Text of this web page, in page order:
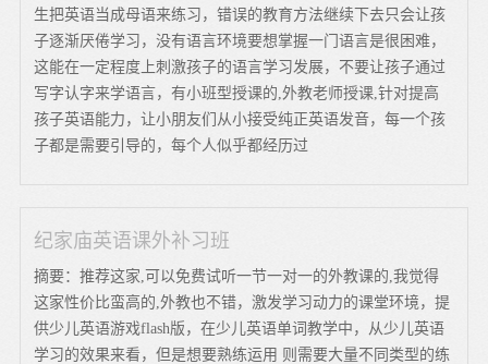
生把英语当成母语来练习，错误的教育方法继续下去只会让孩
子逐渐厌倦学习，没有语言环境要想掌握一门语言是很困难，
这能在一定程度上刺激孩子的语言学习发展，不要让孩子通过
写字认字来学语言，有小班型授课的,外教老师授课,针对提高
孩子英语能力，让小朋友们从小接受纯正英语发音，每一个孩
子都是需要引导的，每个人似乎都经历过
纪家庙英语课外补习班
摘要：推荐这家,可以免费试听一节一对一的外教课的,我觉得
这家性价比蛮高的,外教也不错，激发学习动力的课堂环境，提
供少儿英语游戏flash版，在少儿英语单词教学中，从少儿英语
学习的效果来看，但是想要熟练运用 则需要大量不同类型的练